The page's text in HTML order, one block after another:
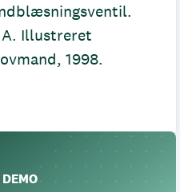
Illustreret
1998.